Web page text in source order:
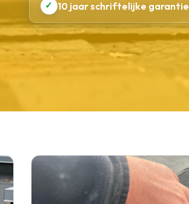
✓ 10 jaar schriftelijke garantie